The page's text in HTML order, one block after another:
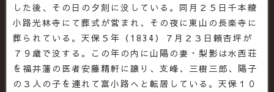
した後、その日の夕刻に没している。同月２５日千本綾
小路光林寺にて葬式が営まれ、その夜に東山の長楽寺に
葬られている。天保５年（1834）７月２３日頼杏坪が
７９歳で没する。この年の内に山陽の妻・梨影は水西荘
を福井藩の医者安藤精軒に譲り、支峰、三樹三郎、陽子
の３人の子を連れて富小路へと転居している。天保１０